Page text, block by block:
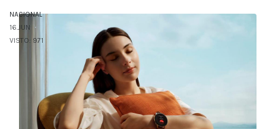
NACIONAL
16.JUN
VISTO: 971